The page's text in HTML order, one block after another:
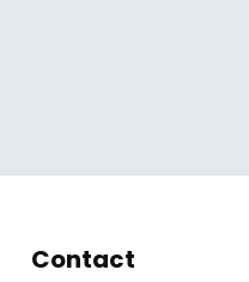
Contact